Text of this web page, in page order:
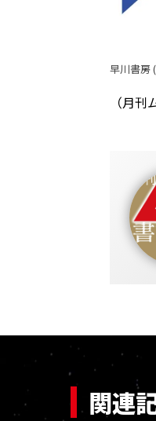
早川書房
（月
関連